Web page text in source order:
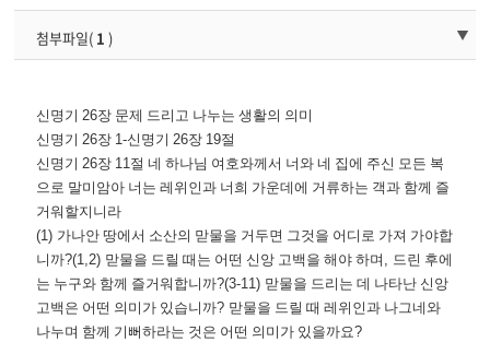
첨부파일( 1 )
신명기26장 문제 드리고 나누는 생활의 의미
신명기26장 1-신명기26장 19절
신명기26장 11절 네 하나님 여호와께서 너와 네 집에 주신 모든 복
으로 말미암아 너는 레위인과 너희 가운데에 거류하는 객과 함께 즐
거워할지니라
(1) 가나안 땅에서 소산의 맏물을 거두면 그것을 어디로 가져 가야합
니까?(1,2) 맏물을 드릴 때는 어떤 신앙 고백을 해야 하며 , 드린 후에
는 누구와 함께 즐거워합니까?(3-11) 맏물을 드리는 데 나타난 신앙
고백은 어떤 의미가 있습니까? 맏물을 드릴 때 레위인과 나그네와
나누며 함께 기뻐하라는 것은 어떤 의미가 있을까요?